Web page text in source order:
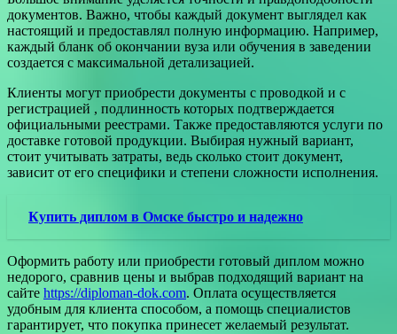
документов. Важно, чтобы каждый документ выглядел как
настоящий и предоставлял полную информацию. Например,
каждый бланк об окончании вуза или обучения в заведении
создается с максимальной детализацией.
Клиенты могут приобрести документы с проводкой и с
регистрацией , подлинность которых подтверждается
официальными реестрами. Также предоставляются услуги по
доставке готовой продукции. Выбирая нужный вариант,
стоит учитывать затраты, ведь сколько стоит документ,
зависит от его специфики и степени сложности исполнения.
Купить диплом в Омске быстро и надежно
Оформить работу или приобрести готовый диплом можно
недорого, сравнив цены и выбрав подходящий вариант на
сайте https://diploman-dok.com. Оплата осуществляется
удобным для клиента способом, а помощь специалистов
гарантирует, что покупка принесет желаемый результат.